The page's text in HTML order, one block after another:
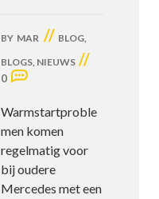
BY MAR // BLOG,
BLOGS, NIEUWS //
0
Warmstartproble
men komen
regelmatig voor
bij oudere
Mercedes met een